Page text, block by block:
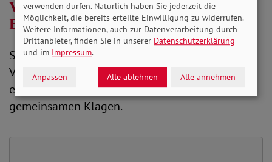
Videostatement von Ursula
Engelen-Kefer und Verena Bentele
SoVD-Vizepräsidentin Ursula Engelen-Kefer und
VdK-Präsidentin Verena Bentele erklären in
einem Video Hintergründe und Ziele der
gemeinsamen Klagen.
verwenden dürfen. Natürlich haben Sie jederzeit die
Möglichkeit, die bereits erteilte Einwilligung zu widerrufen.
Weitere Informationen, auch zur Datenverarbeitung durch
Drittanbieter, finden Sie in unserer Datenschutzerklärung
und im Impressum.
Anpassen Alle ablehnen Alle annehmen